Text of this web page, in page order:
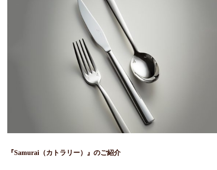
『Samurai（カトラリー） 』のご紹介